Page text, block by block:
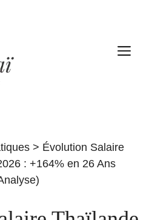
> Évolution Salaire
: +164% en 26 Ans